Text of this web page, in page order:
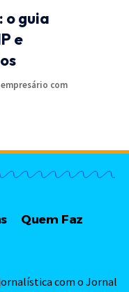
o guia
e
com
Quem Faz
com o Jornal